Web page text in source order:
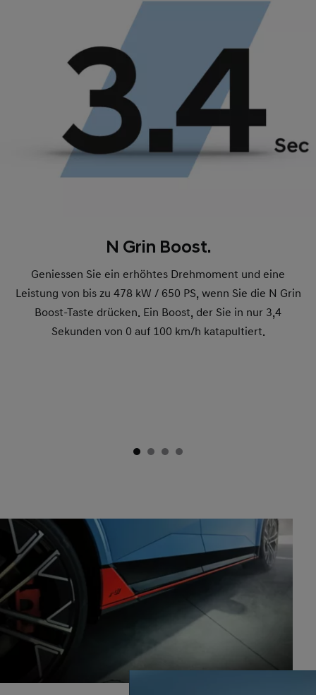
N Grin Boost.
Geniessen Sie ein erhöhtes Drehmoment und eine
Leistung von bis zu 478 kW / 650 PS, wenn Sie die N Grin
Boost-Taste drücken. Ein Boost, der Sie in nur 3,4